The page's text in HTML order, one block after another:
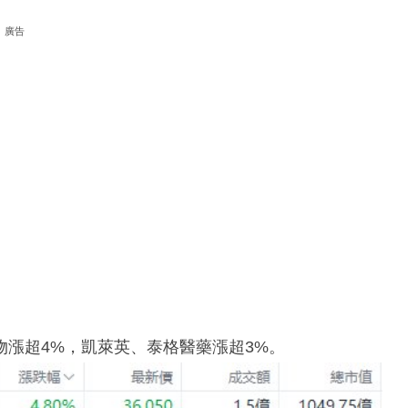
廣告
超4%，凱萊英、泰格醫藥漲超3%。